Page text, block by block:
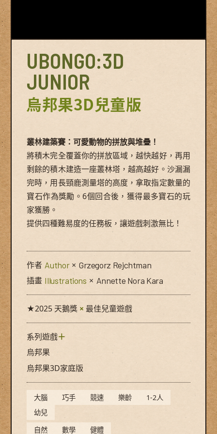
UBONGO:3D
JUNIOR
烏邦果3D兒童版
叢林建築賽：可愛動物的拼放與堆疊！
將積木完全覆蓋你的拼放區域，越快越好，再用
剩餘的積木建造一座叢林塔，越高越好。沙漏漏
完時，用長頸鹿測量塔的高度，拿取指定數量的
寶石作為獎勵。6個回合後，獲得最多寶石的玩
家獲勝。
提供四種難易度的任務板，讓遊戲刺激無比！
作者 Author × Grzegorz Rejchtman
插畫 Illustrations × Annette Nora Kara
★2025 天鵝獎 × 最佳兒童遊戲
系列遊戲＋
烏邦果
烏邦果3D家庭版
大腦 巧手 競速 樂齡
1-2人
幼兒
自然
數學 健體